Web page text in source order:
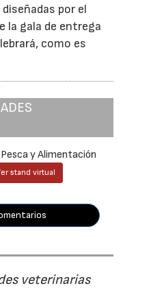
por el
la gala de entrega
como es
y Alimentación
stand virtual
veterinarias